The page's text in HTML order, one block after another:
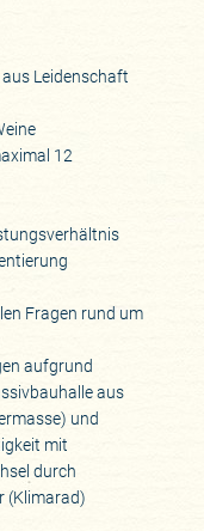
Leidenschaft
12
Fragen rund um
aufgrund
aus
und
mit
durch
(Klimarad)